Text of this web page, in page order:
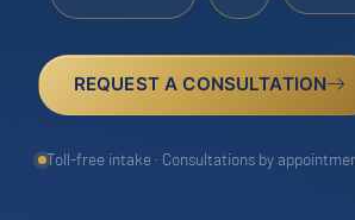
REQUEST A CONSULTATION
Toll-free intake · Consultations by